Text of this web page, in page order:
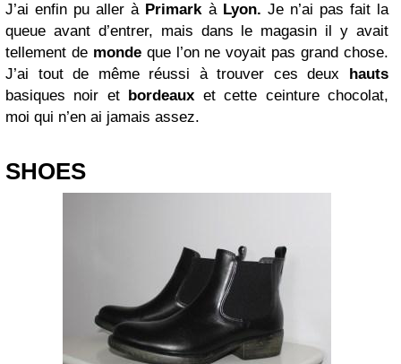
J’ai enfin pu aller à Primarkà Lyon. Je n’ai pas fait la
queue avant d’entrer, mais dans le magasin il y avait
tellement de mondeque l’on ne voyait pas grand chose.
J’ai tout de même réussi à trouver ces deux
hauts
basiques noir et
bordeaux et cette ceinture chocolat,
moi qui n’en ai jamais assez.
SHOES